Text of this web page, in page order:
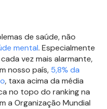
de saúde, não
mental. Especialmente
vez mais alarmante,
nosso país, 5,8% da
, taxa acima da média
no topo do ranking na
a Organização Mundial